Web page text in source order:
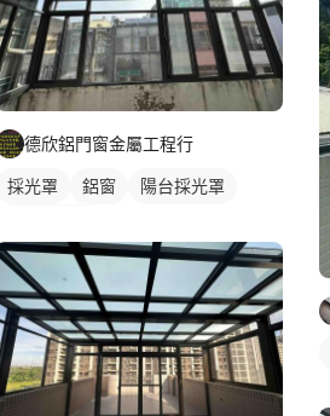
德欣鋁門窗金屬工程行
採光罩 鋁窗
陽台採光罩